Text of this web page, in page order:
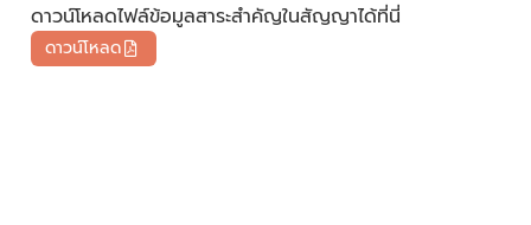
ดาวน์โหลดไฟล์ข้อมูลสาระสำคัญในสัญญาได้ที่นี่
ดาวน์โหลด